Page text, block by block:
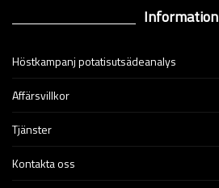
Information
Höstkampanj potatisutsädeanalys
Affärsvillkor
Tjänster
Kontakta oss